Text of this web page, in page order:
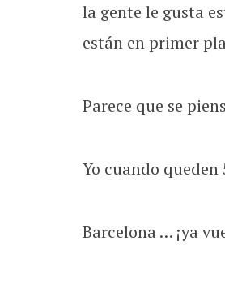
la gente le gusta
están en primer
Parece que se
Yo cuando
Barcelona … ¡ya